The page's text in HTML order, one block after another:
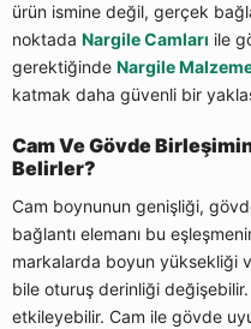
ürün ismine değil, gerçek
noktada Nargile Camları ile
gerektiğinde Nargile
katmak daha güvenli bir
Cam Ve Gövde
Belirler?
Cam boynunun genişliği,
bağlantı elemanı bu
markalarda boyun yüksekliği
bile oturuş derinliği
etkileyebilir. Cam ile gövde